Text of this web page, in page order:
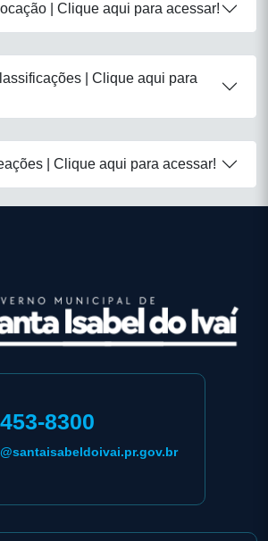
| Clique aqui para acessar!
| Clique aqui para
| Clique aqui para acessar!
8300